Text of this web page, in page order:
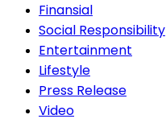
Finansial
Social Responsibility
Entertainment
Lifestyle
Press Release
Video